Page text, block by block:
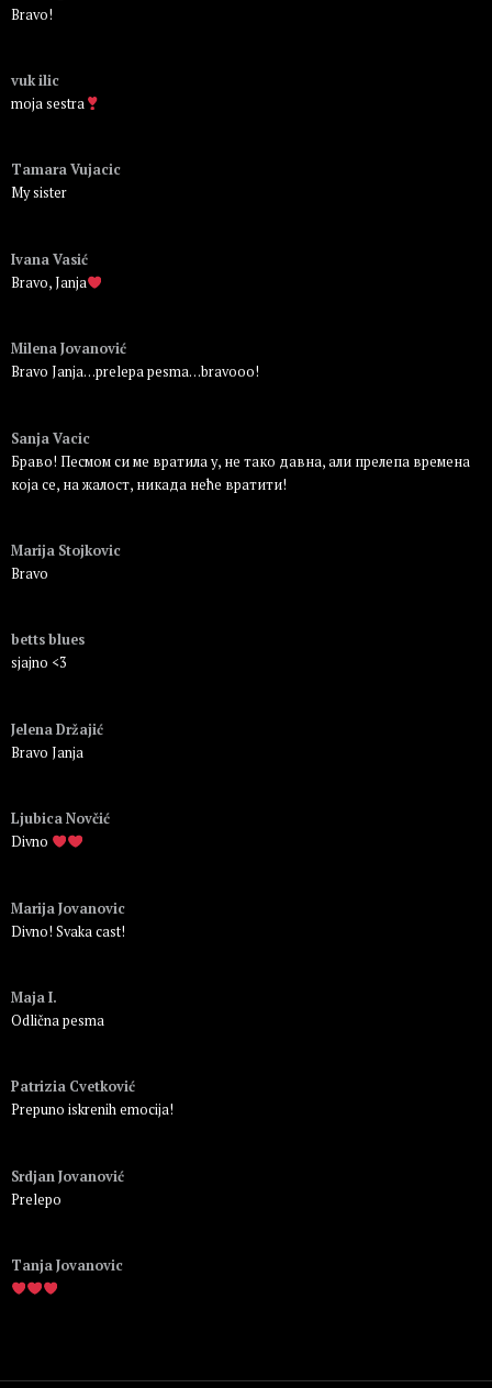
Bravo!
vuk ilic
moja sestra
Tamara Vujacic
My sister
Ivana Vasić
Bravo, Janja
Milena Jovanović
Bravo Janja…prelepa pesma…bravooo!
Sanja Vacic
Браво! Песмом си ме вратила у, не тако давна, али прелепа времена
која се, на жалост, никада неће вратити!
Marija Stojkovic
Bravo
betts blues
sjajno <3
Jelena Držajić
Bravo Janja
Ljubica Novčić
Divno
Marija Jovanovic
Divno! Svaka cast!
Maja I.
Odlična pesma
Patrizia Cvetković
Prepuno iskrenih emocija!
Srdjan Jovanović
Prelepo
Tanja Jovanovic